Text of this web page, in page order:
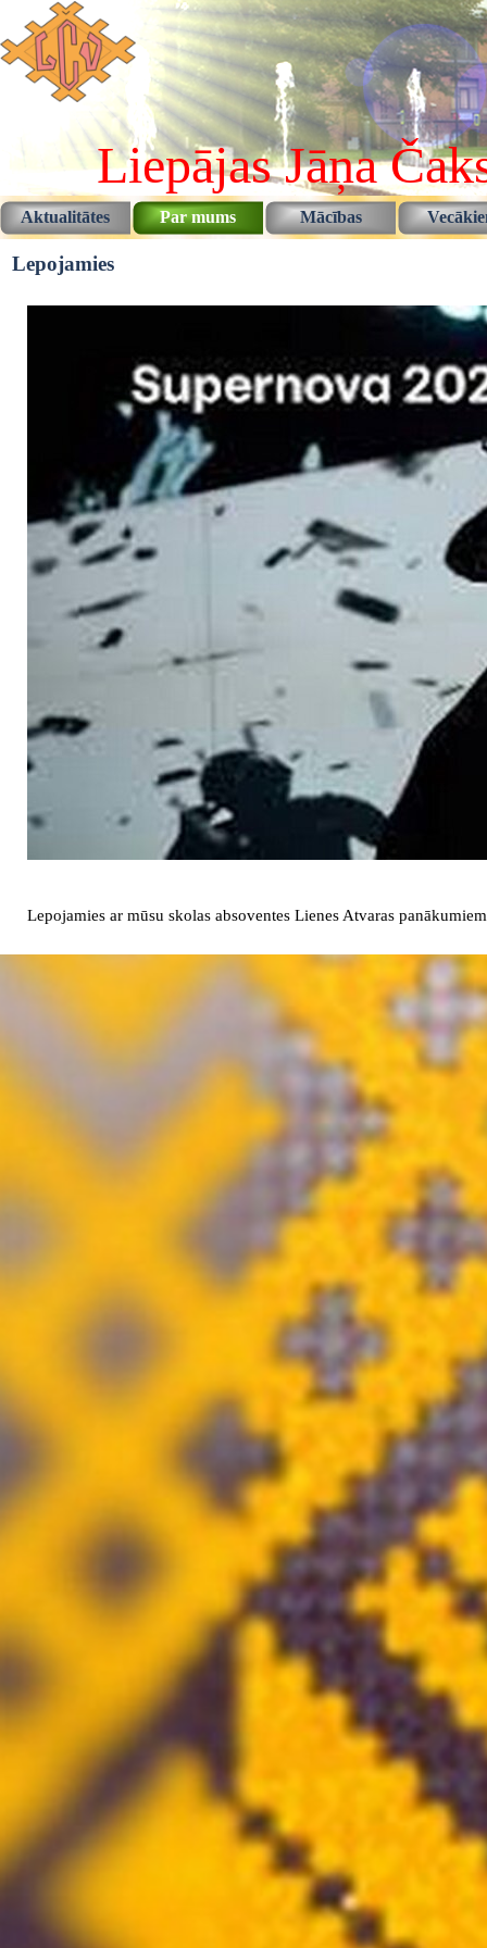
Pāriet uz saturu
Liepājas Jāņa
Aktualitātes Par mums ▼
Mācības ▼
Lepojamies
Lepojamies ar mūsu skolas absoventes Lienes Atvaras